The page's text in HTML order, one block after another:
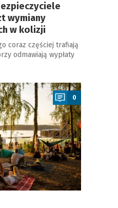
wymiany
w kolizji
coraz częściej trafiają
odmawiają wypłaty
0